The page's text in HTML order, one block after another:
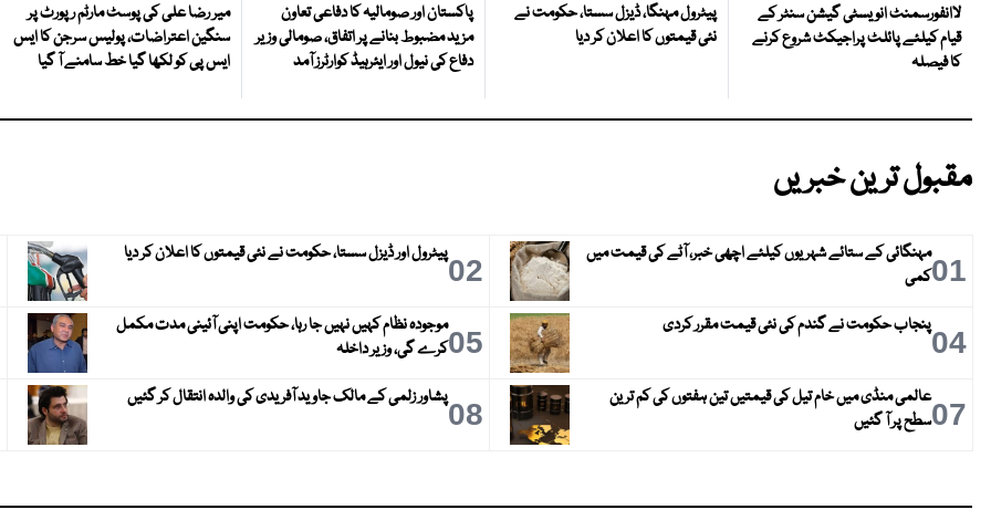
لاانفورسمنٹ انویسٹی گیشن سنٹر کے
قیام کیلئے پائلٹ پراجیکٹ شروع کرنے
کا فیصلہ
پیٹرول مہنگا، ڈیزل سستا، حکومت نے
نئی قیمتوں کا اعلان کر دیا
پاکستان اور صومالیہ کا دفاعی تعاون
مزید مضبوط بنانے پر اتفاق، صومالی وزیر
دفاع کی نیول اور ایئرہیڈ کوارٹرز آمد
میر رضا علی کی پوسٹ مارٹم رپورٹ پر
سنگین اعتراضات، پولیس سرجن کا ایس
ایس پی کو لکھا گیا خط سامنے آ گیا
مقبول ترین خبریں
01مہنگائی کے ستائے شہریوں کیلئے اچھی خبر، آٹے کی قیمت میں
کمی
02پیٹرول اور ڈیزل سستا، حکومت نے نئی قیمتوں کا اعلان کر دیا
04پنجاب حکومت نے گندم کی نئی قیمت مقرر کردی 05موجودہ نظام کہیں نہیں جا رہا، حکومت اپنی آئینی مدت مکمل
کرے گی، وزیر داخلہ
07عالمی منڈی میں خام تیل کی قیمتیں تین ہفتوں کی کم ترین
سطح پر آ گئیں
08پشاور زلمی کے مالک جاوید آفریدی کی والدہ انتقال کر گئیں